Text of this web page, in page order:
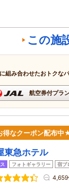
この施
組み合わせたおトクな
航空券付プラ
なクーポン配布中
東急ホテル
フォトギャラリー 宿ブ
4,659